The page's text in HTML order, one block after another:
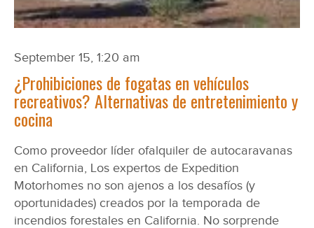
September 15, 1:20 am
¿Prohibiciones de fogatas en vehículos
recreativos? Alternativas de entretenimiento y
cocina
Como proveedor líder ofalquiler de autocaravanas
en California, Los expertos de Expedition
Motorhomes no son ajenos a los desafíos (y
oportunidades) creados por la temporada de
incendios forestales en California. No sorprende